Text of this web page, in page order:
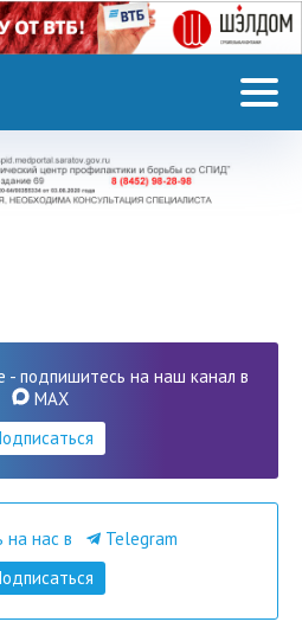
- подпишитесь на наш канал в
MAX
нас в
Telegram